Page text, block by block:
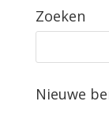
Zoeken
Nieuwe